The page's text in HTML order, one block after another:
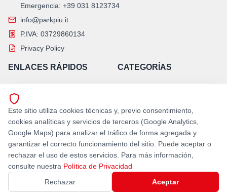
Emergencia: +39 031 8123734
info@parkpiu.it
P.IVA: 03729860134
Privacy Policy
ENLACES RÁPIDOS
Inicio
Empresa
CATEGORÍAS
Aparcamientos automáticos
Revamping
Asistencia H24
SÍGUENOS
Este sitio utiliza cookies técnicas y, previo consentimiento,
cookies analíticas y servicios de terceros (Google Analytics,
Google Maps) para analizar el tráfico de forma agregada y
garantizar el correcto funcionamiento del sitio. Puede aceptar o
rechazar el uso de estos servicios. Para más información,
consulte nuestra Política de Privacidad
Rechazar
Aceptar